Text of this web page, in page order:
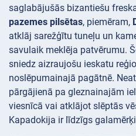
saglabājušās bizantiešu
pazemes pilsētas, piemēram,
atklāj sarežģītu tuneļu un
savulaik meklēja patvērumu.
sniedz aizraujošu ieskatu
noslēpumainajā pagātnē.
pārgājienā pa gleznainajām
viesnīcā vai atklājot slēptās
Kapadokija ir līdzīgs